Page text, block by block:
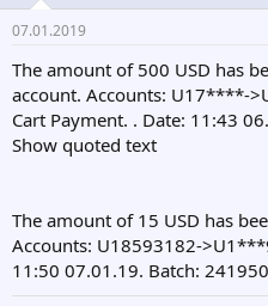
07.01.2019
The amount of 500 USD has
account. Accounts: U17****-
Cart Payment. . Date: 11:43
Show quoted text
The amount of 15 USD has
Accounts: U18593182-
11:50 07.01.19. Batch: